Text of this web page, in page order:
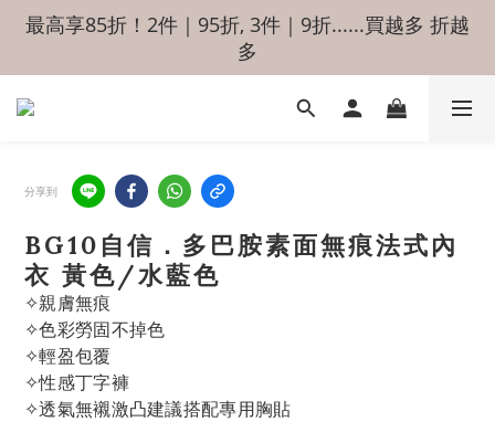
最高享85折！2件｜95折, 3件｜9折......買越多 折越
多
分享到
BG10自信．多巴胺素面無痕法式內
衣 黃色/水藍色
✧親膚無痕
✧色彩勞固不掉色
✧輕盈包覆
✧性感丁字褲
✧透氣無襯激凸建議搭配專用胸貼